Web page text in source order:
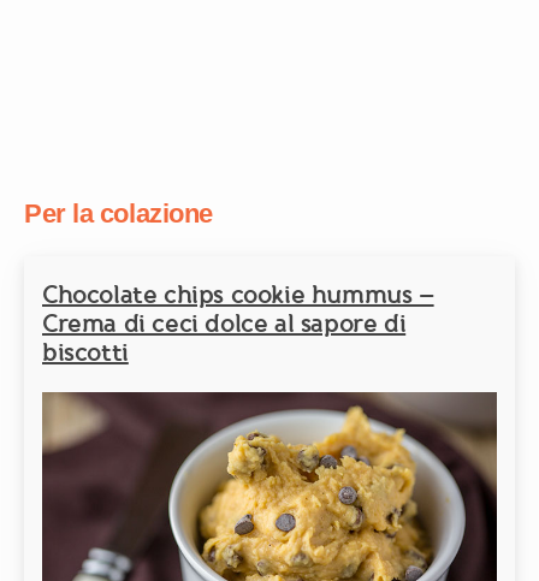
Per la colazione
Chocolate chips cookie hummus –
Crema di ceci dolce al sapore di
biscotti